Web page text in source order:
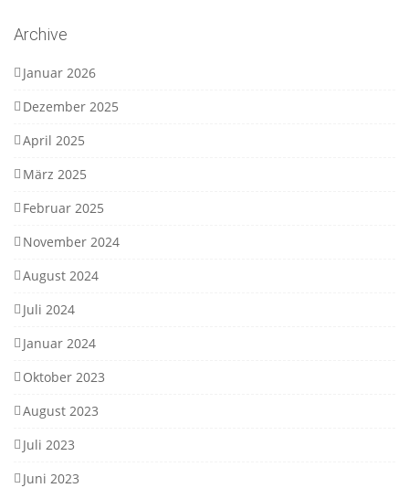
Archive
Januar 2026
Dezember 2025
April 2025
März 2025
Februar 2025
November 2024
August 2024
Juli 2024
Januar 2024
Oktober 2023
August 2023
Juli 2023
Juni 2023